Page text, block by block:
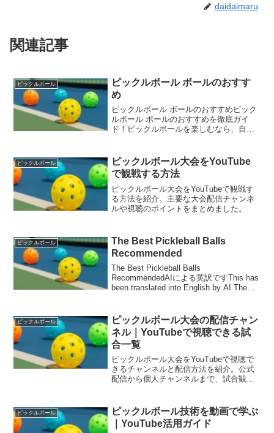
daidaimaru
関連記事
ピックルボール
ピックルボール ボールのおすす
め
ピックルボール ボールのおすすめピック
ルボール ボールのおすすめを徹底ガイ
ド！ピックルボールを楽しむなら、自分
すすめを中心に、初心者から上級者まで
役立つ情報をお届けし...
ピックルボール
ピックルボール大会をYouTube
で観戦する方法
ピックルボール大会をYouTubeで観戦す
る方法を紹介。主要な大会配信チャンネ
ルや視聴のポイントをまとめました。
ピックルボール
The Best Pickleball Balls
Recommended
The Best Pickleball Balls
RecommendedAIによる英訳ですThis has
been translated into English by AI.The
ピックルボール
ピックルボール大会の配信チャン
ネル｜YouTubeで視聴できる試
合一覧
ピックルボール大会をYouTubeで視聴で
きるチャンネルと配信方法を紹介。公式
配信から個人チャンネルまで、試合観戦
ピックルボール
ピックルボール技術を動画で学ぶ
｜YouTube活用ガイド